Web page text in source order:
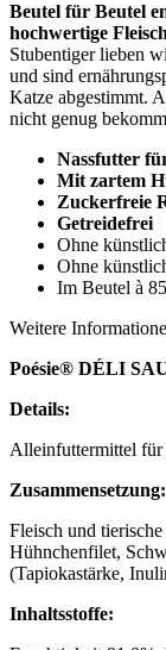
Beutel für Beutel
hochwertige
Stubentiger lieben
und sind
Katze abgestimmt.
nicht genug
Nassfutter
Mit zartem
Zuckerfreie
Getreidefrei
Ohne
Ohne
Im Beutel à
Weitere
Poésie® DÉLI
Details:
Alleinfuttermittel für
Zusammensetzung:
Fleisch und
Hühnchenfilet,
(Tapiokastärke,
Inhaltsstoffe: